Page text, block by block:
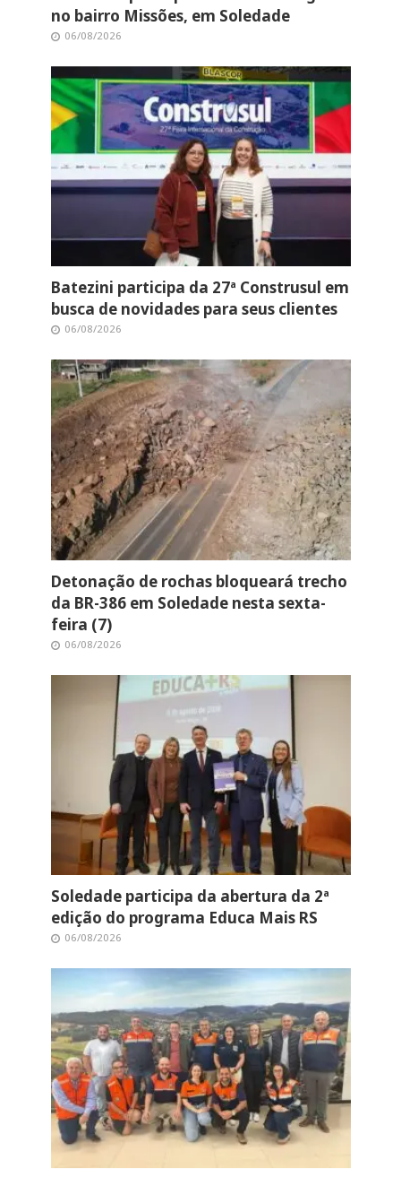
no bairro Missões, em Soledade
06/08/2026
Batezini participa da 27ª Construsul em
busca de novidades para seus clientes
06/08/2026
Detonação de rochas bloqueará trecho
da BR-386 em Soledade nesta sexta-
feira (7)
06/08/2026
Soledade participa da abertura da 2ª
edição do programa Educa Mais RS
06/08/2026